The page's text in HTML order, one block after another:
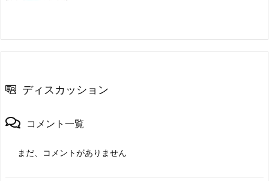
ディスカッション
コメント一覧
まだ、コメントがありません